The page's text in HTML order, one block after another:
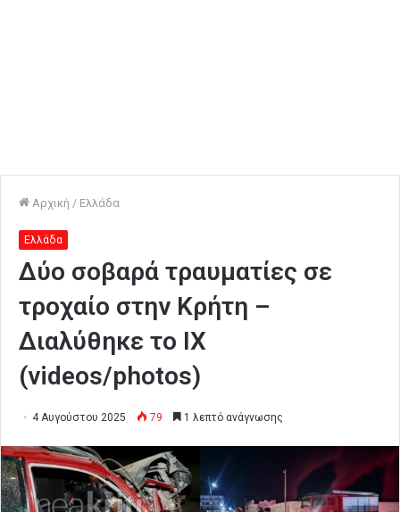
Αρχική / Ελλάδα
Ελλάδα
Δύο σοβαρά τραυματίες σε
τροχαίο στην Κρήτη –
Διαλύθηκε το ΙΧ
(videos/photos)
4 Αυγούστου 2025 79 1 λεπτό ανάγνωσης